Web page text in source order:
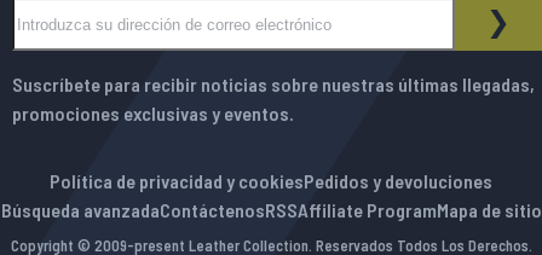
BOLETÍN DE NOTICIAS
Suscríbete para recibir noticias sobre nuestras últimas llegadas,
promociones exclusivas y eventos.
Política de privacidad y cookiesPedidos y devoluciones
Búsqueda avanzadaContáctenosRSSAffiliate ProgramMapa de sitio
Copyright © 2009-present Leather Collection. Reservados Todos Los Derechos.